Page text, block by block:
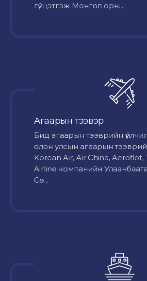
гүйцэтгэж Монгол орн...
Агаарын тээвэр
Бид агаарын тээврийн
олон улсын агаарын
Korean Air, Air China, Aeroflot,
Airline компанийн
Сө...